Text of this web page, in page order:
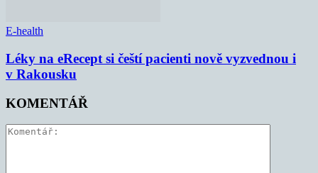
E-health
Léky na eRecept si čeští pacienti nově vyzvednou i
v Rakousku
KOMENTÁŘ